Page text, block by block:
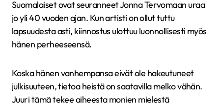
Suomalaiset ovat seuranneet Jonna Tervomaan uraa
jo yli 40 vuoden ajan. Kun artisti on ollut tuttu
lapsuudesta asti, kiinnostus ulottuu luonnollisesti myös
hänen perheeseensä.
Koska hänen vanhempansa eivät ole hakeutuneet
julkisuuteen, tietoa heistä on saatavilla melko vähän.
Juuri tämä tekee aiheesta monien mielestä